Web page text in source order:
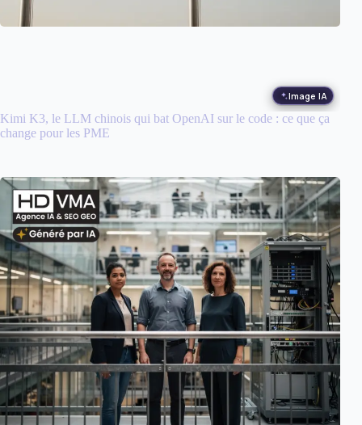
Image IA
Kimi K3, le LLM chinois qui bat OpenAI sur le code : ce que ça
change pour les PME